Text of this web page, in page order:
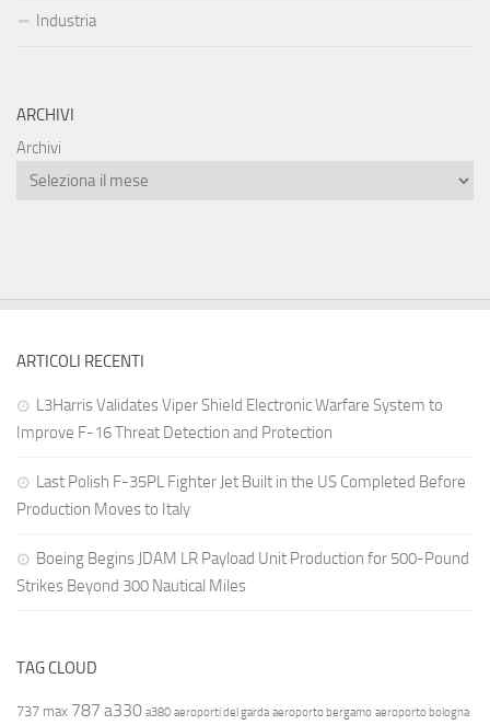
Industria
ARCHIVI
Archivi
ARTICOLI RECENTI
L3Harris Validates Viper Shield Electronic Warfare System to
Improve F-16 Threat Detection and Protection
Last Polish F-35PL Fighter Jet Built in the US Completed Before
Production Moves to Italy
Boeing Begins JDAM LR Payload Unit Production for 500-Pound
Strikes Beyond 300 Nautical Miles
TAG CLOUD
737 max 787 a330 a380 aeroporti del garda aeroporto bergamo aeroporto bologna